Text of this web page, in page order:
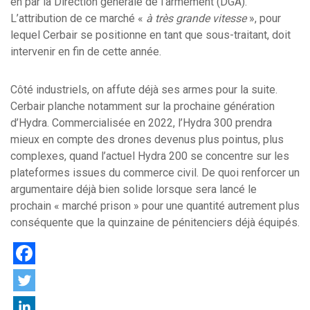
L’attribution de ce marché « à très grande vitesse», pour
lequel Cerbair se positionne en tant que sous-traitant, doit
intervenir en fin de cette année.
Côté industriels, on affute déjà ses armes pour la suite.
Cerbair planche notamment sur la prochaine génération
d’Hydra. Commercialisée en 2022, l’Hydra 300 prendra
mieux en compte des drones devenus plus pointus, plus
complexes, quand l’actuel Hydra 200 se concentre sur les
plateformes issues du commerce civil. De quoi renforcer un
argumentaire déjà bien solide lorsque sera lancé le
prochain « marché prison » pour une quantité autrement plus
conséquente que la quinzaine de pénitenciers déjà équipés.